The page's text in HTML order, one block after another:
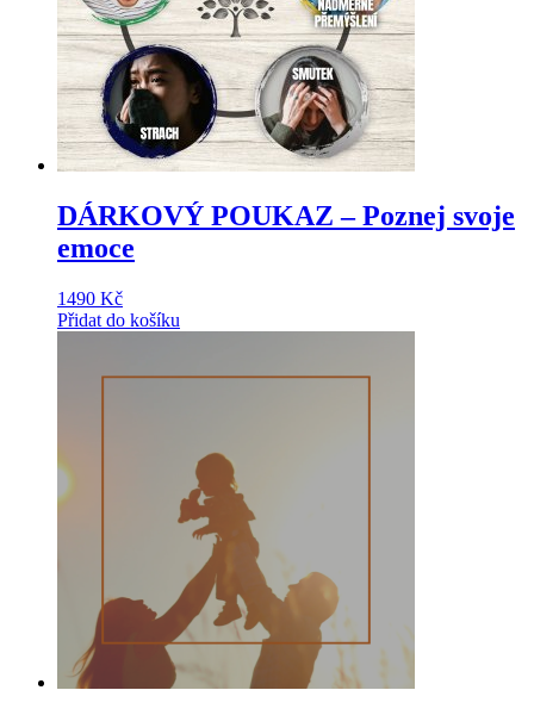
DÁRKOVÝ POUKAZ – Poznej svoje
emoce
1490 Kč
Přidat do košíku